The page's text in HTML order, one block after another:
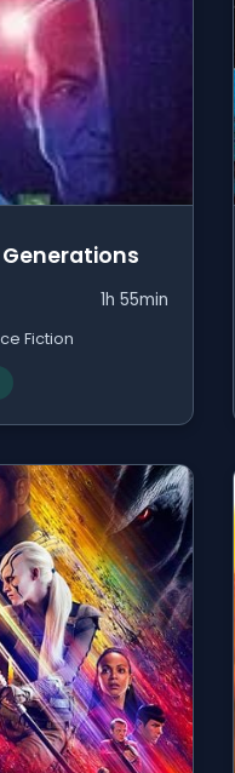
1h 55min
Fiction